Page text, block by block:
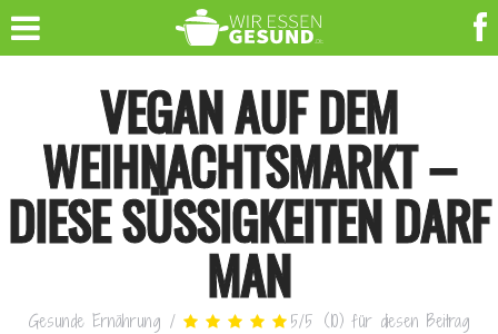
VEGAN AUF DEM
WEIHNACHTSMARKT –
DIESE SÜSSIGKEITEN DARF M
AN
Gesunde Ernährung / 5/5 (10) für diesen Beitrag